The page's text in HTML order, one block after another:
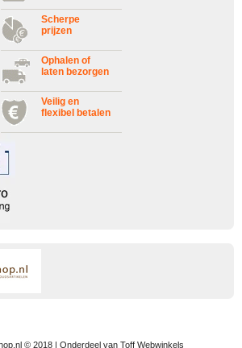
Scherpe
prijzen
Ophalen of
laten bezorgen
Veilig en
flexibel betalen
© 2018 | Onderdeel van Toff Webwinkels